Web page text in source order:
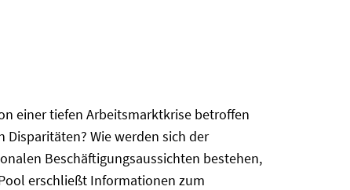
einer tiefen Arbeitsmarktkrise betroffen
Wie werden sich der
Beschäftigungsaussichten bestehen,
erschließt Informationen zum